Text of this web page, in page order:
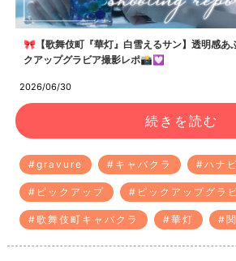
2026/06/30
🎀【歌舞伎町『華灯』白雪えるサン】透明感
クアップグラビア撮影レポ📸💟
#gravure #キャバクラ #ハナビ
#ピックアップ #ピックアップグラ
#歌舞伎町キャバクラ #華灯 #
続きを読む